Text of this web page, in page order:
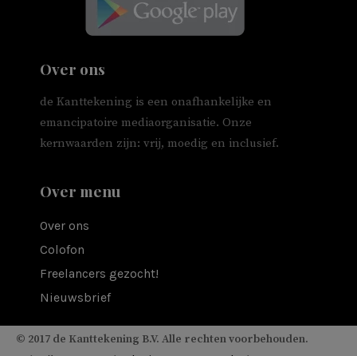
Over ons
de Kanttekening is een onafhankelijke en
emancipatoire mediaorganisatie. Onze
kernwaarden zijn: vrij, moedig en inclusief.
Over menu
Over ons
Colofon
Freelancers gezocht!
Nieuwsbrief
© 2017 de Kanttekening B.V. Alle rechten voorbehouden.